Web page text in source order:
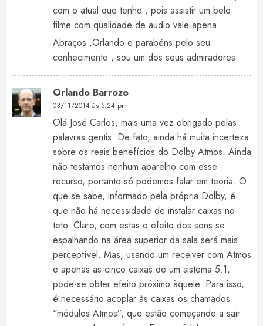
com o atual que tenho , pois assistir um belo
filme com qualidade de audio vale apena .
Abraços ,Orlando e parabéns pelo seu
conhecimento , sou um dos seus admiradores .
Orlando Barrozo
03/11/2014 às 5:24 pm
Olá José Carlos, mais uma vez obrigado pelas
palavras gentis. De fato, ainda há muita incerteza
sobre os reais benefícios do Dolby Atmos. Ainda
não testamos nenhum aparelho com esse
recurso, portanto só podemos falar em teoria. O
que se sabe, informado pela própria Dolby, é
que não há necessidade de instalar caixas no
teto. Claro, com estas o efeito dos sons se
espalhando na área superior da sala será mais
perceptível. Mas, usando um receiver com Atmos
e apenas as cinco caixas de um sistema 5.1,
pode-se obter efeito próximo àquele. Para isso,
é necessário acoplar às caixas os chamados
“módulos Atmos”, que estão começando a sair